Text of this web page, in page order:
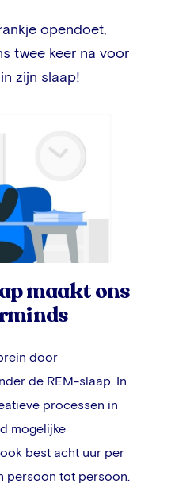
opendoet,
twee keer na voor
zijn slaap!
maakt ons
door
de REM-slaap. In
processen in
mogelijke
best acht uur per
persoon tot persoon.